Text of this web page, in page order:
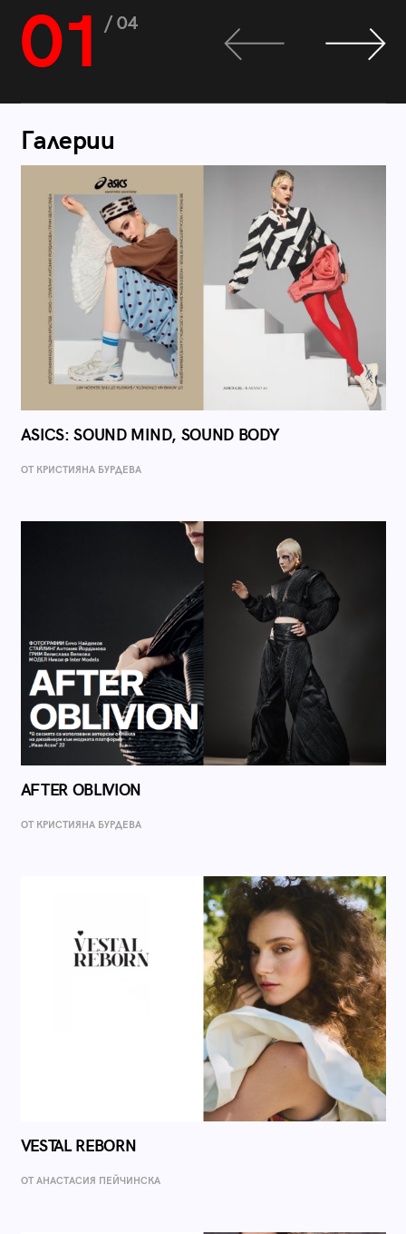
01 / 04
Галерии
ASICS: SOUND MIND, SOUND BODY
ОТ КРИСТИЯНА БУРДЕВА
AFTER OBLIVION
ОТ КРИСТИЯНА БУРДЕВА
VESTAL REBORN
ОТ AНАСТАСИЯ ПЕЙЧИНСКА